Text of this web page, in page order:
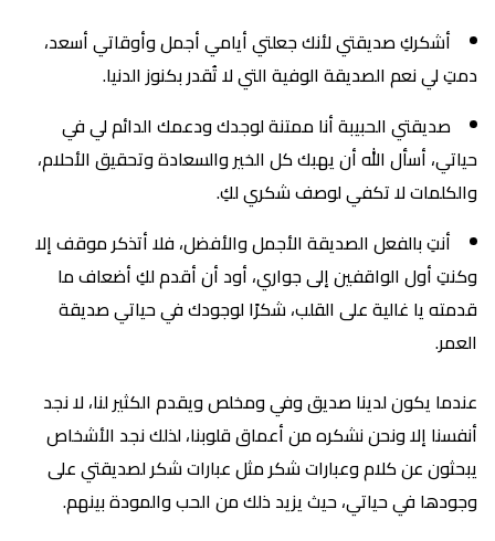
أشكركِ صديقتي لأنك جعلتي أيامي أجمل وأوقاتي أسعد،
دمتِ لي نعم الصديقة الوفية التي لا تُقدر بكنوز الدنيا.
صديقتي الحبيبة أنا ممتنة لوجدك ودعمك الدائم لي في
حياتي، أسأل الله أن يهبك كل الخير والسعادة وتحقيق الأحلام،
والكلمات لا تكفي لوصف شكري لكِ.
أنتِ بالفعل الصديقة الأجمل والأفضل، فلا أتذكر موقف إلا
وكنتِ أول الواقفين إلى جواري، أود أن أقدم لكِ أضعاف ما
قدمته يا غالية على القلب، شكرًا لوجودك في حياتي صديقة
العمر.
عندما يكون لدينا صديق وفي ومخلص ويقدم الكثير لنا، لا نجد
أنفسنا إلا ونحن نشكره من أعماق قلوبنا، لذلك نجد الأشخاص
يبحثون عن كلام وعبارات شكر مثل عبارات شكر لصديقتي على
وجودها في حياتي، حيث يزيد ذلك من الحب والمودة بينهم.